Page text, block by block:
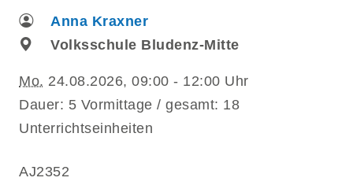
Anna Kraxner
Volksschule Bludenz-Mitte
Mo. 24.08.2026, 09:00 - 12:00 Uhr
Dauer: 5 Vormittage / gesamt: 18
Unterrichtseinheiten
AJ2352